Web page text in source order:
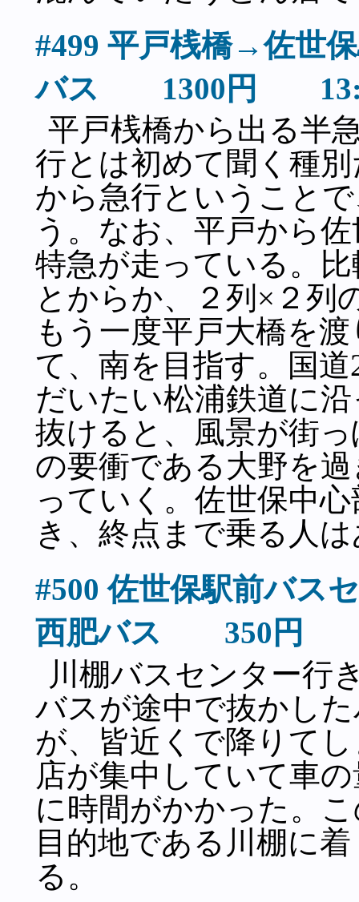
#499 平戸桟橋→佐
バス 1300円
平戸桟橋から出る半
行とは初めて聞く種
から急行ということ
う。なお、平戸から
特急が走っている。
とからか、２列×２列
もう一度平戸大橋を
て、南を目指す。国
だいたい松浦鉄道に
抜けると、風景が街
の要衝である大野を
っていく。佐世保中
き、終点まで乗る人
#500 佐世保駅前バ
西肥バス 350円
川棚バスセンター行
バスが途中で抜かし
が、皆近くで降りて
店が集中していて車
に時間がかかった。
目的地である川棚に
る。